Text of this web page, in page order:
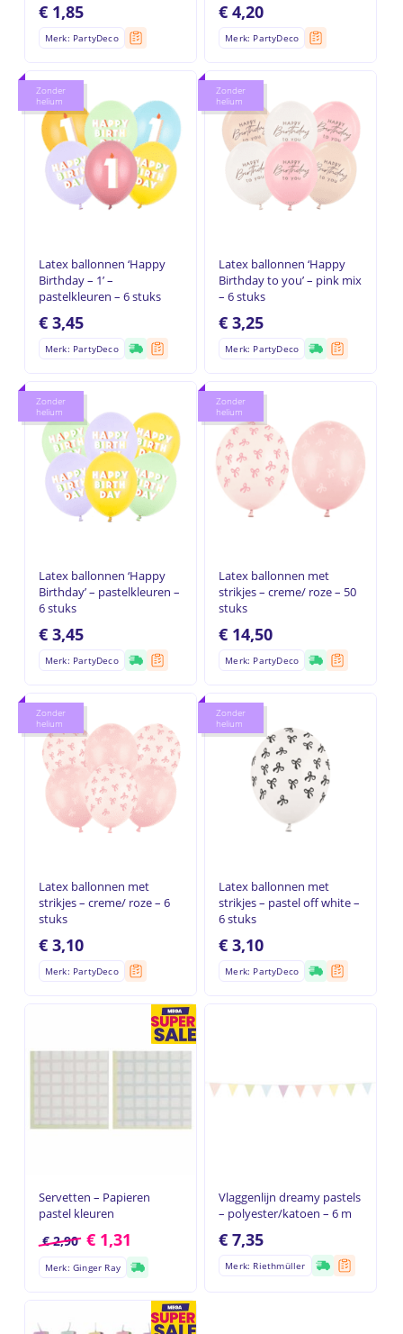
Geen producten in de
Go to shop
€1,85
Merk: PartyDeco
€ 4,20
Merk: PartyDeco
Zonder
helium
Latex ballonnen ‘Happy
Birthday – 1’ –
pastelkleuren – 6 stuks
€3,45
Merk: PartyDeco
Zonder
helium
Latex ballonnen ‘Happy
Birthday to you’ – pink mix
– 6 stuks
€ 3,25
Merk: PartyDeco
Zonder
helium
Latex ballonnen ‘Happy
Birthday’ – pastelkleuren –
6 stuks
€3,45
Merk: PartyDeco
Zonder
helium
Latex ballonnen met
strikjes – creme/ roze – 50
stuks
€ 14,50
Merk: PartyDeco
Zonder
helium
Latex ballonnen met
strikjes – creme/ roze – 6
stuks
€3,10
Merk: PartyDeco
Zonder
helium
Latex ballonnen met
strikjes – pastel off white –
6 stuks
€ 3,10
Merk: PartyDeco
Servetten – Papieren
pastel kleuren
€2,90 € 1,31
Merk: Ginger Ray
Vlaggenlijn dreamy pastels
– polyester/katoen – 6 m
€ 7,35
Merk: Riethmüller